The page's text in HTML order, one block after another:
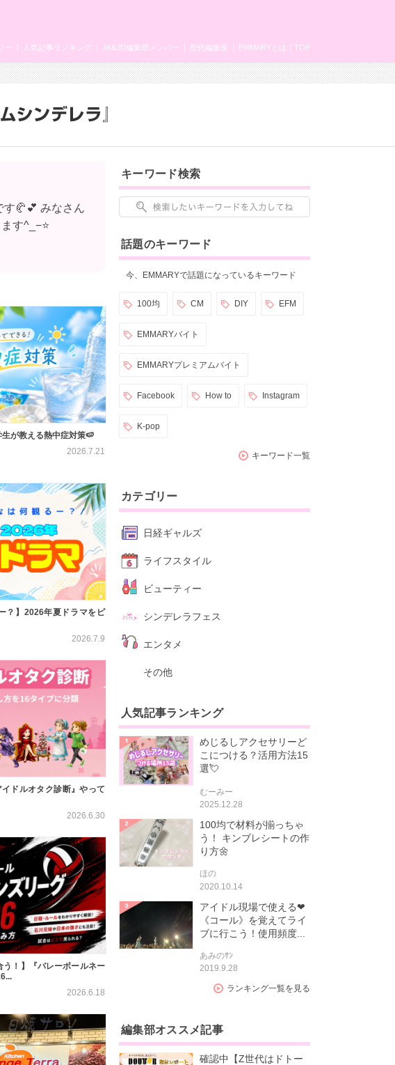
TOP
EMMARYとは
歴代編集長
JK&JD編集部メンバー
人気記事ランキング
ー
す🥐💕 みなさん
す^_−⭐
生が教える熱中症対策🍉
2026.7.21
？】2026年夏ドラマをピ
2026.7.9
イドルオタク診断』やって
2026.6.30
う！】『バレーボールネー
2026.6.18
キーワード検索
話題のキーワード
今、EMMARYで話題になっているキーワード
100均 CM DIY EFM
EMMARYバイト
EMMARYプレミアムバイト
Facebook How to Instagram
K-pop
キーワード一覧
カテゴリー
日経ギャルズ
ライフスタイル
ビューティー
シンデレラフェス
エンタメ
その他
人気記事ランキング
めじるしアクセサリーど
こにつける？活用方法15
選💘
むーみー
2025.12.28
100均で材料が揃っちゃ
う！ キンブレシートの作
り方🌼
ほの
2020.10.14
アイドル現場で使える❤
《コール》を覚えてライ
ブに行こう！使用頻度...
あみのｻﾝ
2019.9.28
ランキング一覧を見る
編集部オススメ記事
確認中【Z世代はドトー